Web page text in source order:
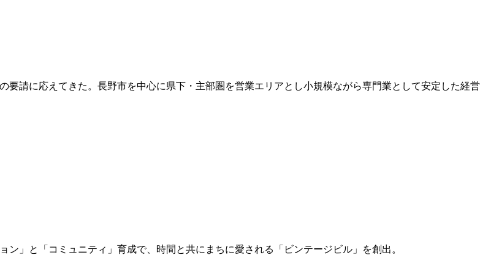
要請に応えてきた。長野市を中心に県下・主部圏を営業エリアとし小規模ながら専門業として安定した経営
」と「コミュニティ」育成で、時間と共にまちに愛される「ビンテージビル」を創出。